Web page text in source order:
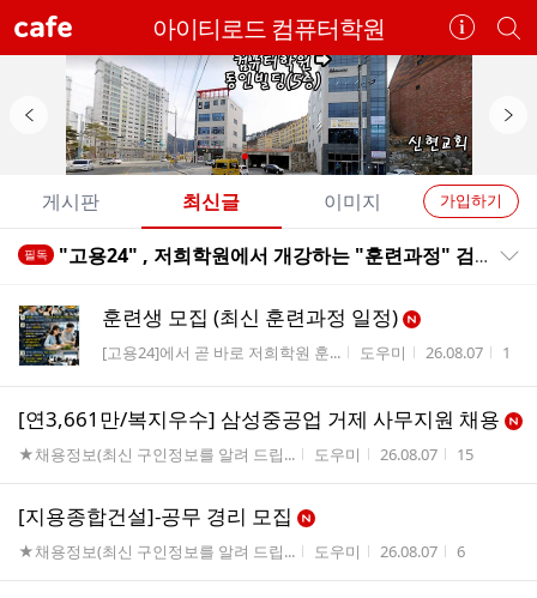
cafe 아이티로드 컴퓨터학원
카
페
정
보
보
기
개
별
페
검
배
배
너
카
페
메
뉴
가입하기
게시판 최신글 이미지
전
글
트
필독 "고용24" , 저희학원에서 개강하는 "훈련과정" 검색화면 바로 갑니다
훈련생 모집 (최신 훈련과정 일정)
게시판명
[고용24]에서 곧 바로 저희학원 훈... 작성자
도우미 작성시간
26.08.07 조회
1
[연3,661만/복지우수] 삼성중공업 거제 사무지원 채용
게시판명
★채용정보(최신 구인정보를 알려 드립... 작성자
도우미 작성시간
26.08.07 조회수
15
[지용종합건설]-공무 경리 모집
게시판명
★채용정보(최신 구인정보를 알려 드립... 작성자
도우미 작성시간
26.08.07 조회수
6